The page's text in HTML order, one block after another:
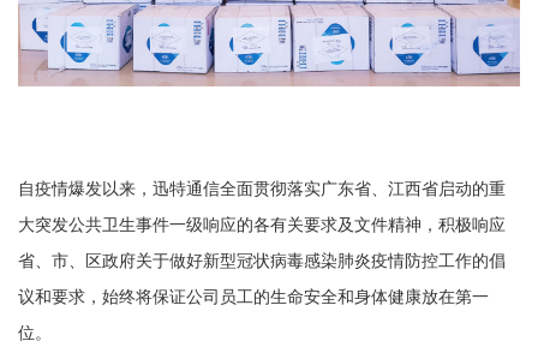
自疫情爆发以来，迅特通信全面贯彻落实广东省、江西省启动的重
大突发公共卫生事件一级响应的各有关要求及文件精神，积极响应
省、市、区政府关于做好新型冠状病毒感染肺炎疫情防控工作的倡
议和要求，始终将保证公司员工的生命安全和身体健康放在第一
位。